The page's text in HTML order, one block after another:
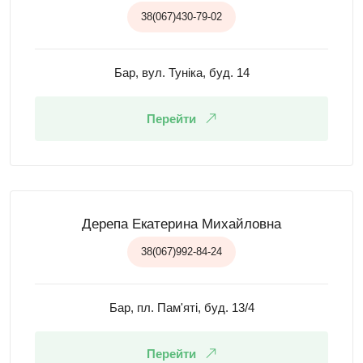
38(067)430-79-02
Бар, вул. Туніка, буд. 14
Перейти
Дерепа Екатерина Михайловна
38(067)992-84-24
Бар, пл. Пам'яті, буд. 13/4
Перейти